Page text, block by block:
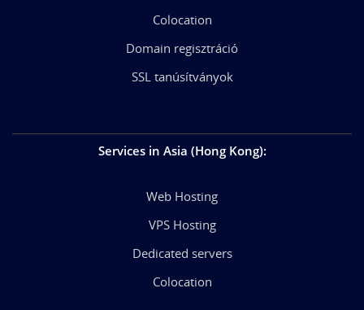
Colocation
Domain regisztráció
SSL tanúsítványok
Services in Asia (Hong Kong):
Web Hosting
VPS Hosting
Dedicated servers
Colocation